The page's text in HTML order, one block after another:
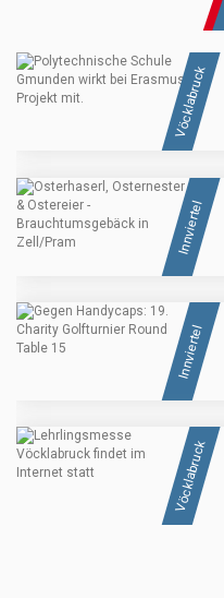
Vöcklabruck
Innviertel
Innviertel
Vöcklabruck